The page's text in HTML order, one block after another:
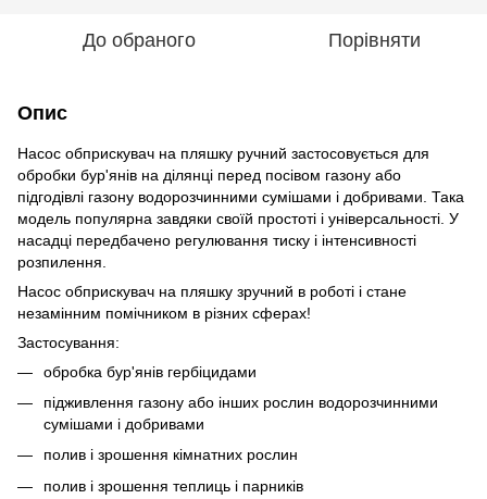
До обраного Порівняти
Опис
Насос обприскувач на пляшку ручний застосовується для
обробки бур'янів на ділянці перед посівом газону або
підгодівлі газону водорозчинними сумішами і добривами. Така
модель популярна завдяки своїй простоті і універсальності. У
насадці передбачено регулювання тиску і інтенсивності
розпилення.
Насос обприскувач на пляшку зручний в роботі і стане
незамінним помічником в різних сферах!
Застосування:
обробка бур'янів гербіцидами
підживлення газону або інших рослин водорозчинними
сумішами і добривами
полив і зрошення кімнатних рослин
полив і зрошення теплиць і парників